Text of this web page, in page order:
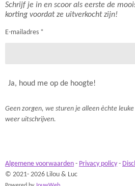
Schrijf je in en scoor als eerste de
korting voordat ze uitverkocht zijn!
E-mailadres *
Ja, houd me op de hoogte!
Geen zorgen, we sturen je alleen èchte
weer uitschrijven.
Algemene voorwaarden - Privacy policy -
© 2021- 2026 Lilou & Luc